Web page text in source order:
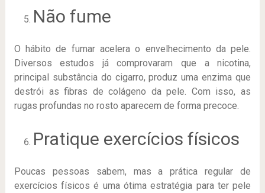
Não fume
O hábito de fumar acelera o envelhecimento da pele.
Diversos estudos já comprovaram que a nicotina,
principal substância do cigarro, produz uma enzima que
destrói as fibras de colágeno da pele. Com isso, as
rugas profundas no rosto aparecem de forma precoce.
Pratique exercícios físicos
Poucas pessoas sabem, mas a prática regular de
exercícios físicos é uma ótima estratégia para ter pele